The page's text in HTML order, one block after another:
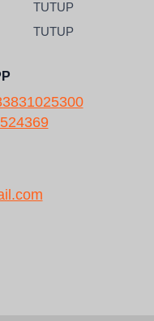
TUTUP
TUTUP